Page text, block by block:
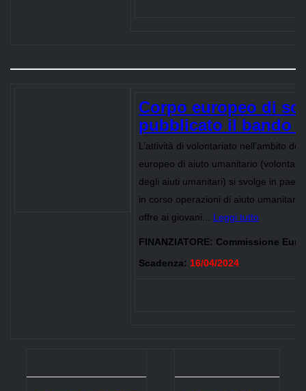
Corpo europeo di
pubblicato il bando
L’attività di volontariato nell’ambito
europeo di aiuto umanitario
degli aiuti umanitari) si svolge in
in corso operazioni di aiuto
offre ai giovani... Leggi tutto
FINANZIATORE: Commissione
Scadenza: 16/04/2024